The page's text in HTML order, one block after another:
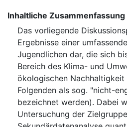
Inhaltliche Zusammenfassung
Das vorliegende
Ergebnisse einer
Jugendlichen dar, die sich
Bereich des Klima- und
ökologischen Nachhaltigkeit
Folgenden als sog. "nicht-
bezeichnet werden). Dabei
Untersuchung der